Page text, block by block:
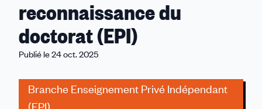
reconnaissance du
doctorat (EPI)
Publié le 24 oct. 2025
Branche Enseignement Privé Indépendant